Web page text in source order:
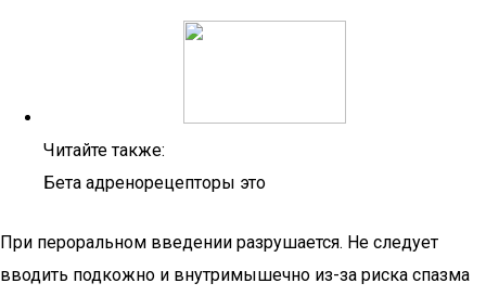
Читайте также:
Бета адренорецепторы это
При пероральном введении разрушается. Не следует
вводить подкожно и внутримышечно из-за риска спазма